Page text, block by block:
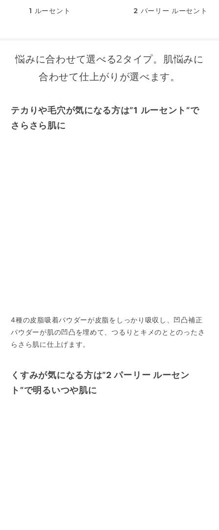
1 ルーセント 2 パーリー ルーセント
悩みに合わせて選べる2タイプ。肌悩みに
合わせて仕上がりが選べます。
テカりや毛穴が気になる方は”1 ルーセント”で
さらさら肌に
4種の皮脂吸着パウダーが皮脂をしっかり吸収し、凹凸補正
パウダーが肌の凹凸を埋めて、つるりとキメのととのったさ
らさら肌に仕上げます。
くすみが気になる方は”2 パーリー ルーセン
ト”で明るいつや肌に